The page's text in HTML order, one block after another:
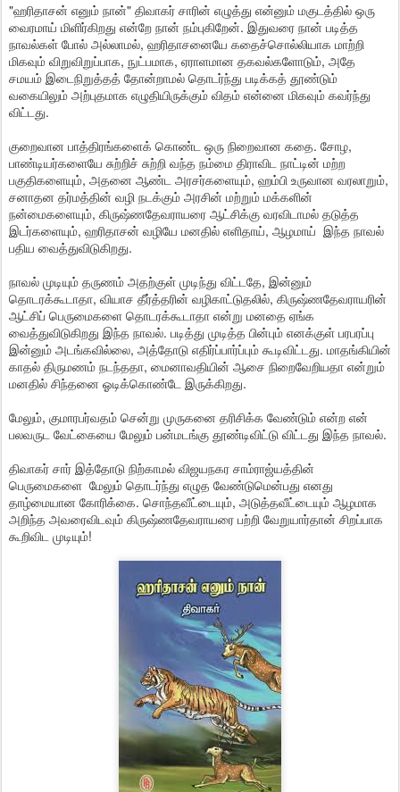
"ஹரிதாசன் எனும் நான்" திவாகர் சாரின் எழுத்து என்னும் மகுடத்தில் ஒரு
வைரமாய் மிளிர்கிறது என்றே நான் நம்புகிறேன். இதுவரை நான் படித்த
நாவல்கள் போல் அல்லாமல், ஹரிதாசனையே கதைச்சொல்லியாக மாற்றி
மிகவும் விறுவிறுப்பாக, நுட்பமாக, ஏராளமான தகவல்களோடும், அதே
சமயம் இடைநிறுத்தத் தோன்றாமல் தொடர்ந்து படிக்கத் தூண்டும்
வகையிலும் அற்புதமாக எழுதியிருக்கும் விதம் என்னை மிகவும் கவர்ந்து
விட்டது.
குறைவான பாத்திரங்களைக் கொண்ட ஒரு நிறைவான கதை. சோழ,
பாண்டியர்களையே சுற்றிச் சுற்றி வந்த நம்மை திராவிட நாட்டின் மற்ற
பகுதிகளையும், அதனை ஆண்ட அரசர்களையும், ஹம்பி உருவான வரலாறும்,
சனாதன தர்மத்தின் வழி நடக்கும் அரசின் மற்றும் மக்களின்
நன்மைகளையும், கிருஷ்ணதேவராயரை ஆட்சிக்கு வரவிடாமல் தடுத்த
இடர்களையும், ஹரிதாசன் வழியே மனதில் எளிதாய், ஆழமாய் இந்த நாவல்
பதிய வைத்துவிடுகிறது.
நாவல் முடியும் தருணம் அதற்குள் முடிந்து விட்டதே, இன்னும்
தொடரக்கூடாதா, வியாச தீர்த்தரின் வழிகாட்டுதலில், கிருஷ்ணதேவராயரின்
ஆட்சிப் பெருமைகளை தொடரக்கூடாதா என்று மனதை ஏங்க
வைத்துவிடுகிறது இந்த நாவல். படித்து முடித்த பின்பும் எனக்குள் பரபரப்பு
இன்னும் அடங்கவில்லை, அத்தோடு எதிர்ப்பார்ப்பும் கூடிவிட்டது. மாதங்கியின்
காதல் திருமணம் நடந்ததா, மைனாவதியின் ஆசை நிறைவேறியதா என்றும்
மனதில் சிந்தனை ஓடிக்கொண்டே இருக்கிறது.
மேலும், குமாரபர்வதம் சென்று முருகனை தரிசிக்க வேண்டும் என்ற என்
பலவருட வேட்கையை மேலும் பன்மடங்கு தூண்டிவிட்டு விட்டது இந்த நாவல்.
திவாகர் சார் இத்தோடு நிற்காமல் விஜயநகர சாம்ராஜ்யத்தின்
பெருமைகளை மேலும் தொடர்ந்து எழுத வேண்டுமென்பது எனது
தாழ்மையான கோரிக்கை. சொந்தவீட்டையும், அடுத்தவீட்டையும் ஆழமாக
அறிந்த அவரைவிடவும் கிருஷ்ணதேவராயரை பற்றி வேறுயார்தான் சிறப்பாக
கூறிவிட முடியும்!